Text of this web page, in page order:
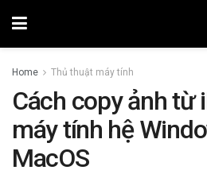
Home Thủ thuật máy tính
Cách copy ảnh từ
máy tính hệ
MacOS